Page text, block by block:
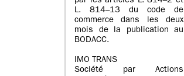
L. 814–13 du code de
commerce dans les deux
mois de la publication au
BODACC.
IMO TRANS
Société par Actions